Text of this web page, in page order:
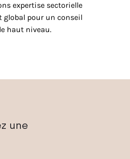
expertise sectorielle
global pour un conseil
haut niveau.
une